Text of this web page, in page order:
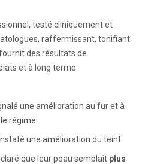
testé cliniquement et
raffermissant, tonifiant
des résultats de
et à long terme
une amélioration au fur et à
régime.
une amélioration du teint
que leur peau semblait plus